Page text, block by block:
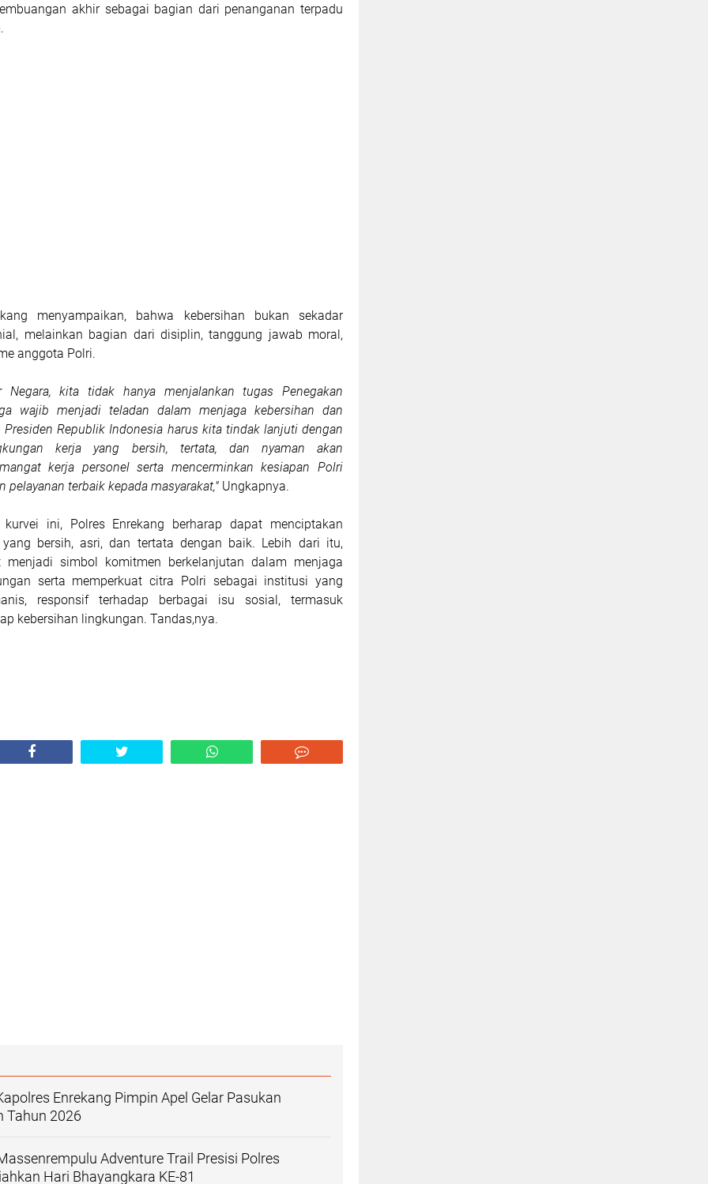
akhir sebagai bagian dari penanganan terpadu
menyampaikan, bahwa kebersihan bukan sekadar
melainkan bagian dari disiplin, tanggung jawab moral,
anggota Polri.
Negara, kita tidak hanya menjalankan tugas Penegakan
wajib menjadi teladan dalam menjaga kebersihan dan
Presiden Republik Indonesia harus kita tindak lanjuti dengan
kerja yang bersih, tertata, dan nyaman akan
kerja personel serta mencerminkan kesiapan Polri
pelayanan terbaik kepada masyarakat," Ungkapnya.
ini, Polres Enrekang berharap dapat menciptakan
yang bersih, asri, dan tertata dengan baik. Lebih dari itu,
menjadi simbol komitmen berkelanjutan dalam menjaga
serta memperkuat citra Polri sebagai institusi yang
responsif terhadap berbagai isu sosial, termasuk
kebersihan lingkungan. Tandas,nya.
Enrekang Pimpin Apel Gelar Pasukan
Tahun 2026
Adventure Trail Presisi Polres
Hari Bhayangkara KE-81